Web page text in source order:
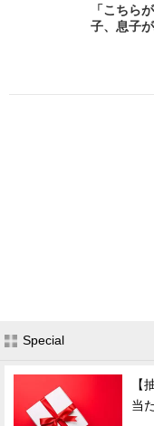
「こちら
子、息子
Special
【
当